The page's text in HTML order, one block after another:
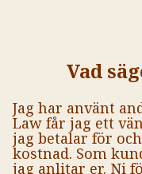
Vad
Jag har använt
Law får jag ett
jag betalar för
kostnad. Som
jag anlitar er. Ni